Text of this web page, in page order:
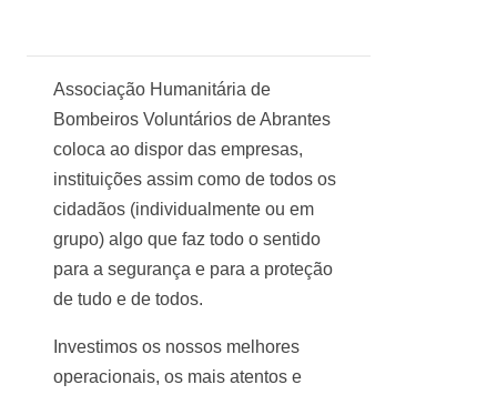
Associação Humanitária de
Bombeiros Voluntários de Abrantes
coloca ao dispor das empresas,
instituições assim como de todos os
cidadãos (individualmente ou em
grupo) algo que faz todo o sentido
para a segurança e para a proteção
de tudo e de todos.
Investimos os nossos melhores
operacionais, os mais atentos e